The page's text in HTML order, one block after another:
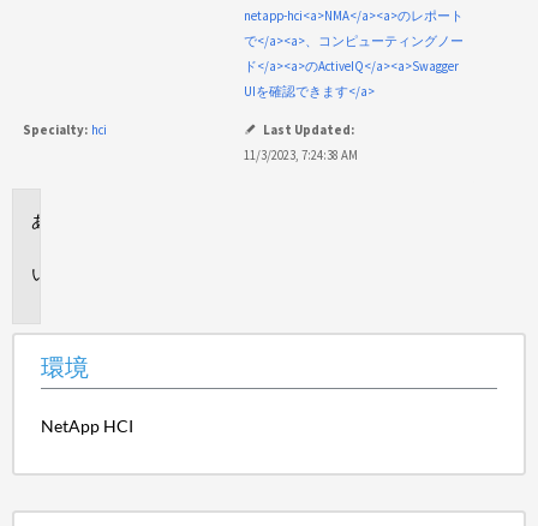
netapp-hci<a>NMA</a><a>のレポート
で</a><a>、コンピューティングノー
ド</a><a>のActiveIQ</a><a>Swagger
UIを確認できます</a>
Specialty: hci
Last Updated:
11/3/2023, 7:24:38 AM
環境
NetApp HCI